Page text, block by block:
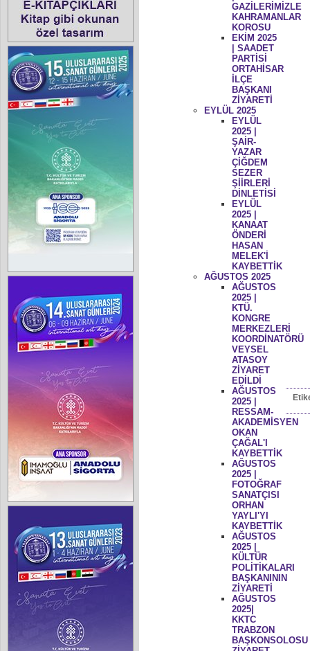
GAZİLERİMİZLE
KAHRAMANLAR
KOROSU
EKİM 2025
| SAADET
PARTİSİ
ORTAHİSAR
İLÇE
BAŞKANI
ZİYARETİ
EYLÜL 2025
EYLÜL
2025 |
ŞAİR-
YAZAR
ÇİĞDEM
SEZER
ŞİİRLERİ
DİNLETİSİ
EYLÜL
2025 |
KANAAT
ÖNDERİ
HASAN
MELEK'İ
KAYBETTİK
AĞUSTOS 2025
AĞUSTOS
2025 |
KTÜ.
KONGRE
MERKEZLERİ
KOORDİNATÖRÜ
VEYSEL
ATASOY
ZİYARET
EDİLDİ
AĞUSTOS
2025 |
RESSAM-
AKADEMİSYEN
OKAN
ÇAĞAL'I
KAYBETTİK
AĞUSTOS
2025 |
FOTOĞRAF
SANATÇISI
ORHAN
YAYLI'YI
KAYBETTİK
AĞUSTOS
2025 |
KÜLTÜR
POLİTİKALARI
BAŞKANININ
ZİYARETİ
AĞUSTOS
2025|
KKTC
TRABZON
BAŞKONSOLOSU